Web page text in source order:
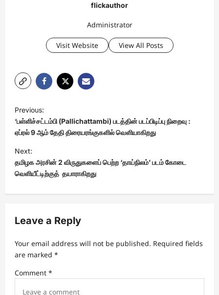
flickauthor
Administrator
Visit Website View All Posts
P
o
s
t
n
a
v
g
a
t
i
Previous:
‘பள்ளிச்சட்டம்பி (Pallichattambi) படத்தின் படப்பிடிப்பு நிறைவு :
ஏப்ரல் 9 ஆம் தேதி திரையரங்குகளில் வெளியாகிறது
Next:
தமிழக அரசின் 2 விருதுகளைப் பெற்ற ‘தாய்நிலம்’ படம் கோடை
வெளியீட்டிற்குத் தயாராகிறது
Leave a Reply
Your email address will not be published. Required fields
are marked *
Comment *